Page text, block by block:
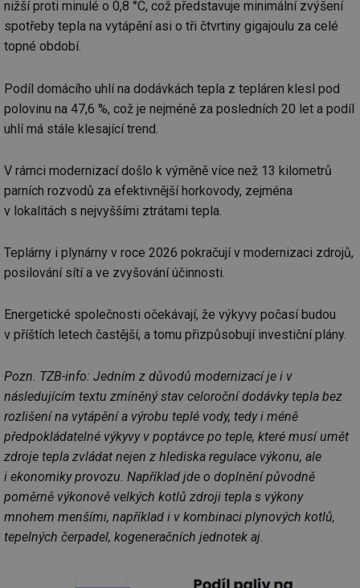
nižší proti minulé o 0,8 °C, což představuje minimální zvýšení
spotřeby tepla na vytápění asi o tři čtvrtiny gigajoulu za celé
topné období.
Podíl domácího uhlí na dodávkách tepla z tepláren klesl pod
polovinu na 47,6 %, což je nejméně za posledních 20 let a podíl
uhlí má stále klesající trend.
V rámci modernizací došlo k výměně více než 13 kilometrů
parních rozvodů za efektivnější horkovody, zejména
v lokalitách s nejvyššími ztrátami tepla.
Teplárny i plynárny v roce 2026 pokračují v modernizaci zdrojů,
posilování sítí a ve zvyšování účinnosti.
Energetické společnosti očekávají, že výkyvy počasí budou
v příštích letech častější, a tomu přizpůsobují investiční plány.
Pozn. TZB-info: Jedním z důvodů modernizací je i v
následujícím textu zmíněný stav celoroční dodávky tepla bez
rozlišení na vytápění a výrobu teplé vody, tedy i méně
předpokládatelné výkyvy v poptávce po teple, které musí umět
zdroje tepla zvládat nejen z hlediska regulace výkonu, ale
i ekonomiky provozu. Například jde o doplnění původně
poměrně výkonově velkých kotlů zdroji tepla s výkony
mnohem menšími, například i v kombinaci plynových kotlů,
tepelných čerpadel, kogeneračních jednotek aj.